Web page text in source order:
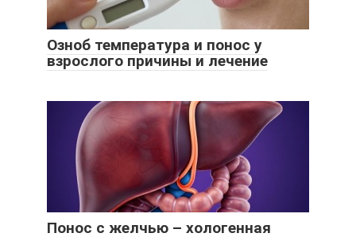
Озноб температура и понос у
взрослого причины и лечение
Понос с желчью – хологенная